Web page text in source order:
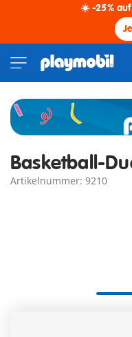
☀️ -25%
Basketball-
Artikelnummer: 9210